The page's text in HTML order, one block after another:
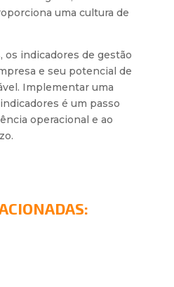
uma cultura de
os indicadores de gestão
e seu potencial de
Implementar uma
é um passo
operacional e ao